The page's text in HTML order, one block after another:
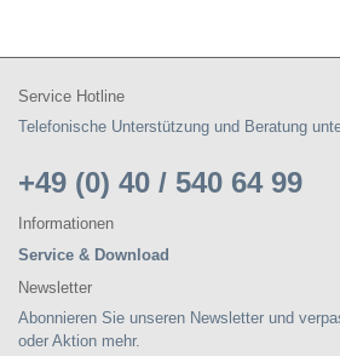
Service Hotline
Telefonische Unterstützung und Beratung
+49 (0) 40 / 540 64 99
Informationen
Service & Download
Newsletter
Abonnieren Sie unseren Newsletter und
oder Aktion mehr.